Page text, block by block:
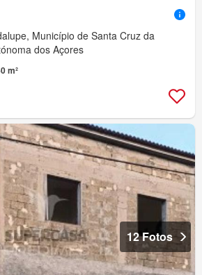
Município de Santa Cruz da
dos Açores
m²
12 Fotos